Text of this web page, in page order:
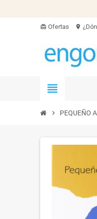
card_giftcard Ofertas location_on
view_headline
chevron_right PEQUEÑO